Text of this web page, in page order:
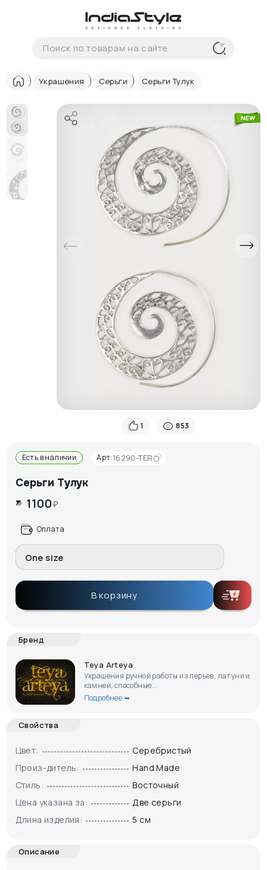
Корзина
В корзиненеттоваров
Корзина покупок пуста..
Украшения Серьги Серьги Тулук
1 853
Есть в наличии Арт:16290-TER
Серьги Тулук
1100₽
Оплата
One size
В корзину
Бренд
Teya Arteya
Украшения ручной работы из перьев, латуни и
камней, способные...
Подробнее ➥
Свойства
Цвет:
Серебристый
Произ-дитель:
Hand Made
Стиль:
Восточный
Цена указана за:
Две серьги
Длина изделия:
5 см
Описание